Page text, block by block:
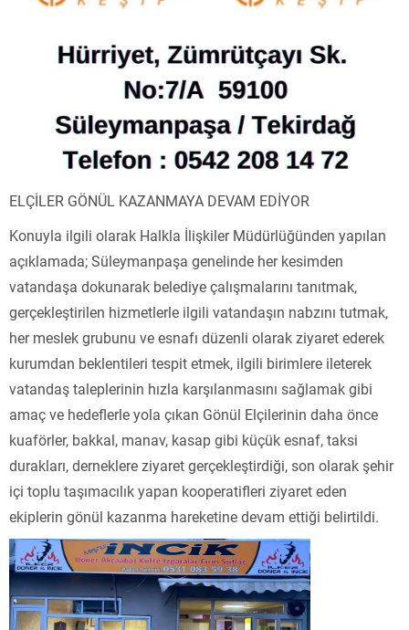
ELÇİLER GÖNÜL KAZANMAYA DEVAM EDİYOR
Konuyla ilgili olarak Halkla İlişkiler Müdürlüğünden yapılan
açıklamada; Süleymanpaşa genelinde her kesimden
vatandaşa dokunarak belediye çalışmalarını tanıtmak,
gerçekleştirilen hizmetlerle ilgili vatandaşın nabzını tutmak,
her meslek grubunu ve esnafı düzenli olarak ziyaret ederek
kurumdan beklentileri tespit etmek, ilgili birimlere ileterek
vatandaş taleplerinin hızla karşılanmasını sağlamak gibi
amaç ve hedeflerle yola çıkan Gönül Elçilerinin daha önce
kuaförler, bakkal, manav, kasap gibi küçük esnaf, taksi
durakları, derneklere ziyaret gerçekleştirdiği, son olarak şehir
içi toplu taşımacılık yapan kooperatifleri ziyaret eden
ekiplerin gönül kazanma hareketine devam ettiği belirtildi.